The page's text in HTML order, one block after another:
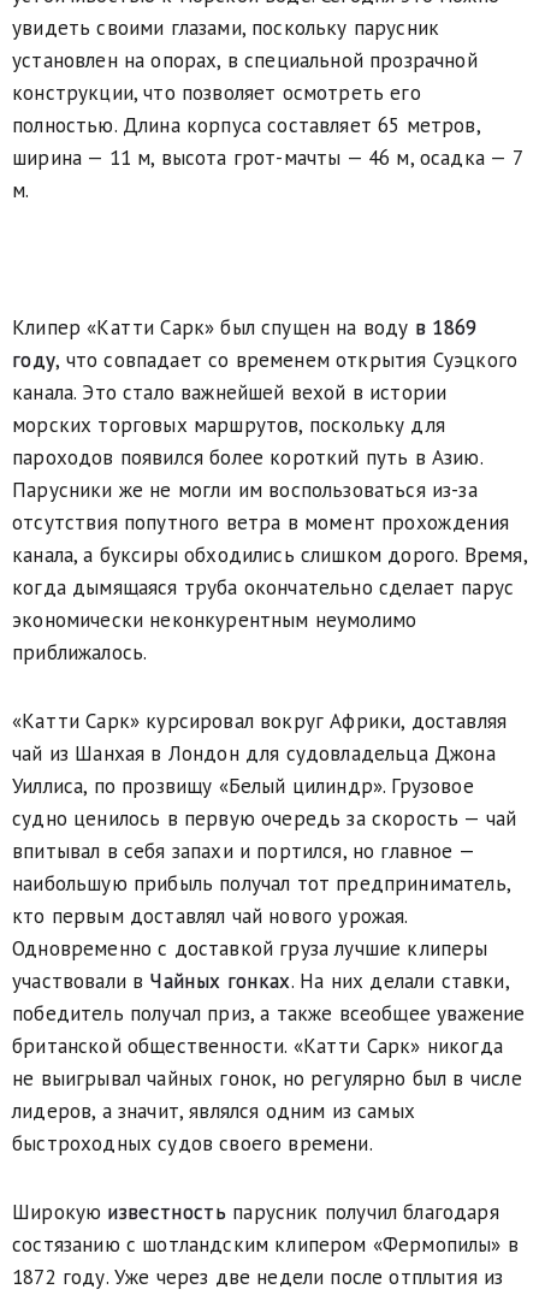
увидеть своими глазами, поскольку парусник
установлен на опорах, в специальной прозрачной
конструкции, что позволяет осмотреть его
полностью. Длина корпуса составляет 65 метров,
ширина — 11 м, высота грот-мачты — 46 м, осадка — 7
м.
Клипер «Катти Сарк» был спущен на воду в 1869
году, что совпадает со временем открытия Суэцкого
канала. Это стало важнейшей вехой в истории
морских торговых маршрутов, поскольку для
пароходов появился более короткий путь в Азию.
Парусники же не могли им воспользоваться из-за
отсутствия попутного ветра в момент прохождения
канала, а буксиры обходились слишком дорого. Время,
когда дымящаяся труба окончательно сделает парус
экономически неконкурентным неумолимо
приближалось.
«Катти Сарк» курсировал вокруг Африки, доставляя
чай из Шанхая в Лондон для судовладельца Джона
Уиллиса, по прозвищу «Белый цилиндр». Грузовое
судно ценилось в первую очередь за скорость — чай
впитывал в себя запахи и портился, но главное —
наибольшую прибыль получал тот предприниматель,
кто первым доставлял чай нового урожая.
Одновременно с доставкой груза лучшие клиперы
участвовали в Чайных гонках. На них делали ставки,
победитель получал приз, а также всеобщее уважение
британской общественности. «Катти Сарк» никогда
не выигрывал чайных гонок, но регулярно был в числе
лидеров, а значит, являлся одним из самых
быстроходных судов своего времени.
Широкую известность парусник получил благодаря
состязанию с шотландским клипером «Фермопилы» в
1872 году. Уже через две недели после отплытия из